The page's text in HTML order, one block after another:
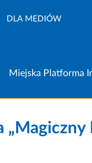
DLA MEDIÓW
Miejska Platforma